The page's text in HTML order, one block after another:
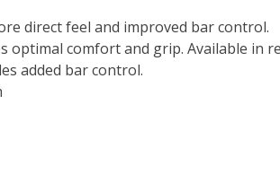
direct feel and improved bar control.
optimal comfort and grip. Available in
added bar control.